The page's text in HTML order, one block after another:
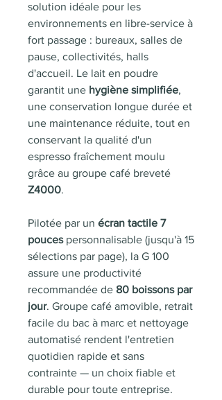
solution idéale pour les
environnements en libre-service à
fort passage : bureaux, salles de
pause, collectivités, halls
d'accueil. Le lait en poudre
garantit une hygiène simplifiée,
une conservation longue durée et
une maintenance réduite, tout en
conservant la qualité d'un
espresso fraîchement moulu
grâce au groupe café breveté
Z4000.
Pilotée par un écran tactile 7
poucespersonnalisable (jusqu'à 15
sélections par page), la G 100
assure une productivité
recommandée de 80 boissons par
jour. Groupe café amovible, retrait
facile du bac à marc et nettoyage
automatisé rendent l'entretien
quotidien rapide et sans
contrainte — un choix fiable et
durable pour toute entreprise.